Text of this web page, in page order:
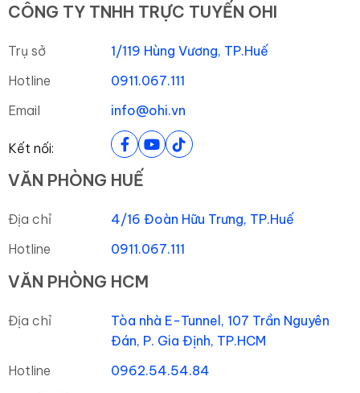
CÔNG TY TNHH TRỰC TUYẾN OHI
Trụ sở
1/119 Hùng Vương, TP.Huế
Hotline
0911.067.111
Email
info@ohi.vn
Kết nối:
VĂN PHÒNG HUẾ
Địa chỉ
4/16 Đoàn Hữu Trưng, TP.Huế
Hotline
0911.067.111
VĂN PHÒNG HCM
Địa chỉ
Tòa nhà E-Tunnel, 107 Trần Nguyên
Đán, P. Gia Định, TP.HCM
Hotline
0962.54.54.84